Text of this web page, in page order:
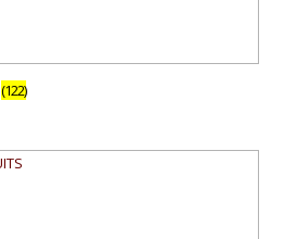
(122)